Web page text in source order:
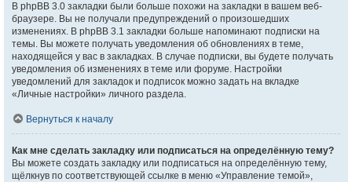
В phpBB 3.0 закладки были больше похожи на закладки в вашем веб-
браузере. Вы не получали предупреждений о произошедших
изменениях. В phpBB 3.1 закладки больше напоминают подписки на
темы. Вы можете получать уведомления об обновлениях в теме,
находящейся у вас в закладках. В случае подписки, вы будете получать
уведомления об изменениях в теме или форуме. Настройки
уведомлений для закладок и подписок можно задать на вкладке
«Личные настройки» личного раздела.
Вернуться к началу
Как мне сделать закладку или подписаться на определённую тему?
Вы можете создать закладку или подписаться на определённую тему,
щёлкнув по соответствующей ссылке в меню «Управление темой»,